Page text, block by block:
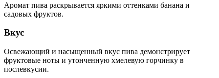
Аромат пива раскрывается яркими оттенками банана и
садовых фруктов.
Вкус
Освежающий и насыщенный вкус пива демонстрирует
фруктовые ноты и утонченную хмелевую горчинку в
послевкусии.